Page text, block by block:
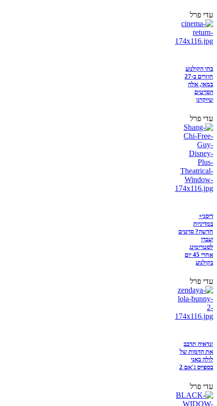
עדי פרל
בתי הקולנוע
חוזרים ב-27
במאי, אלה
הסרטים
שיוקרנו
עדי פרל
דיסני+
במדיניות
חדשה? סרטים
יעברו
לסטרימינג
אחרי 45 יום
בקולנוע
עדי פרל
זנדאיה תדבב
את הדמות של
לולה באני
בספייס ג'אם 2
עדי פרל